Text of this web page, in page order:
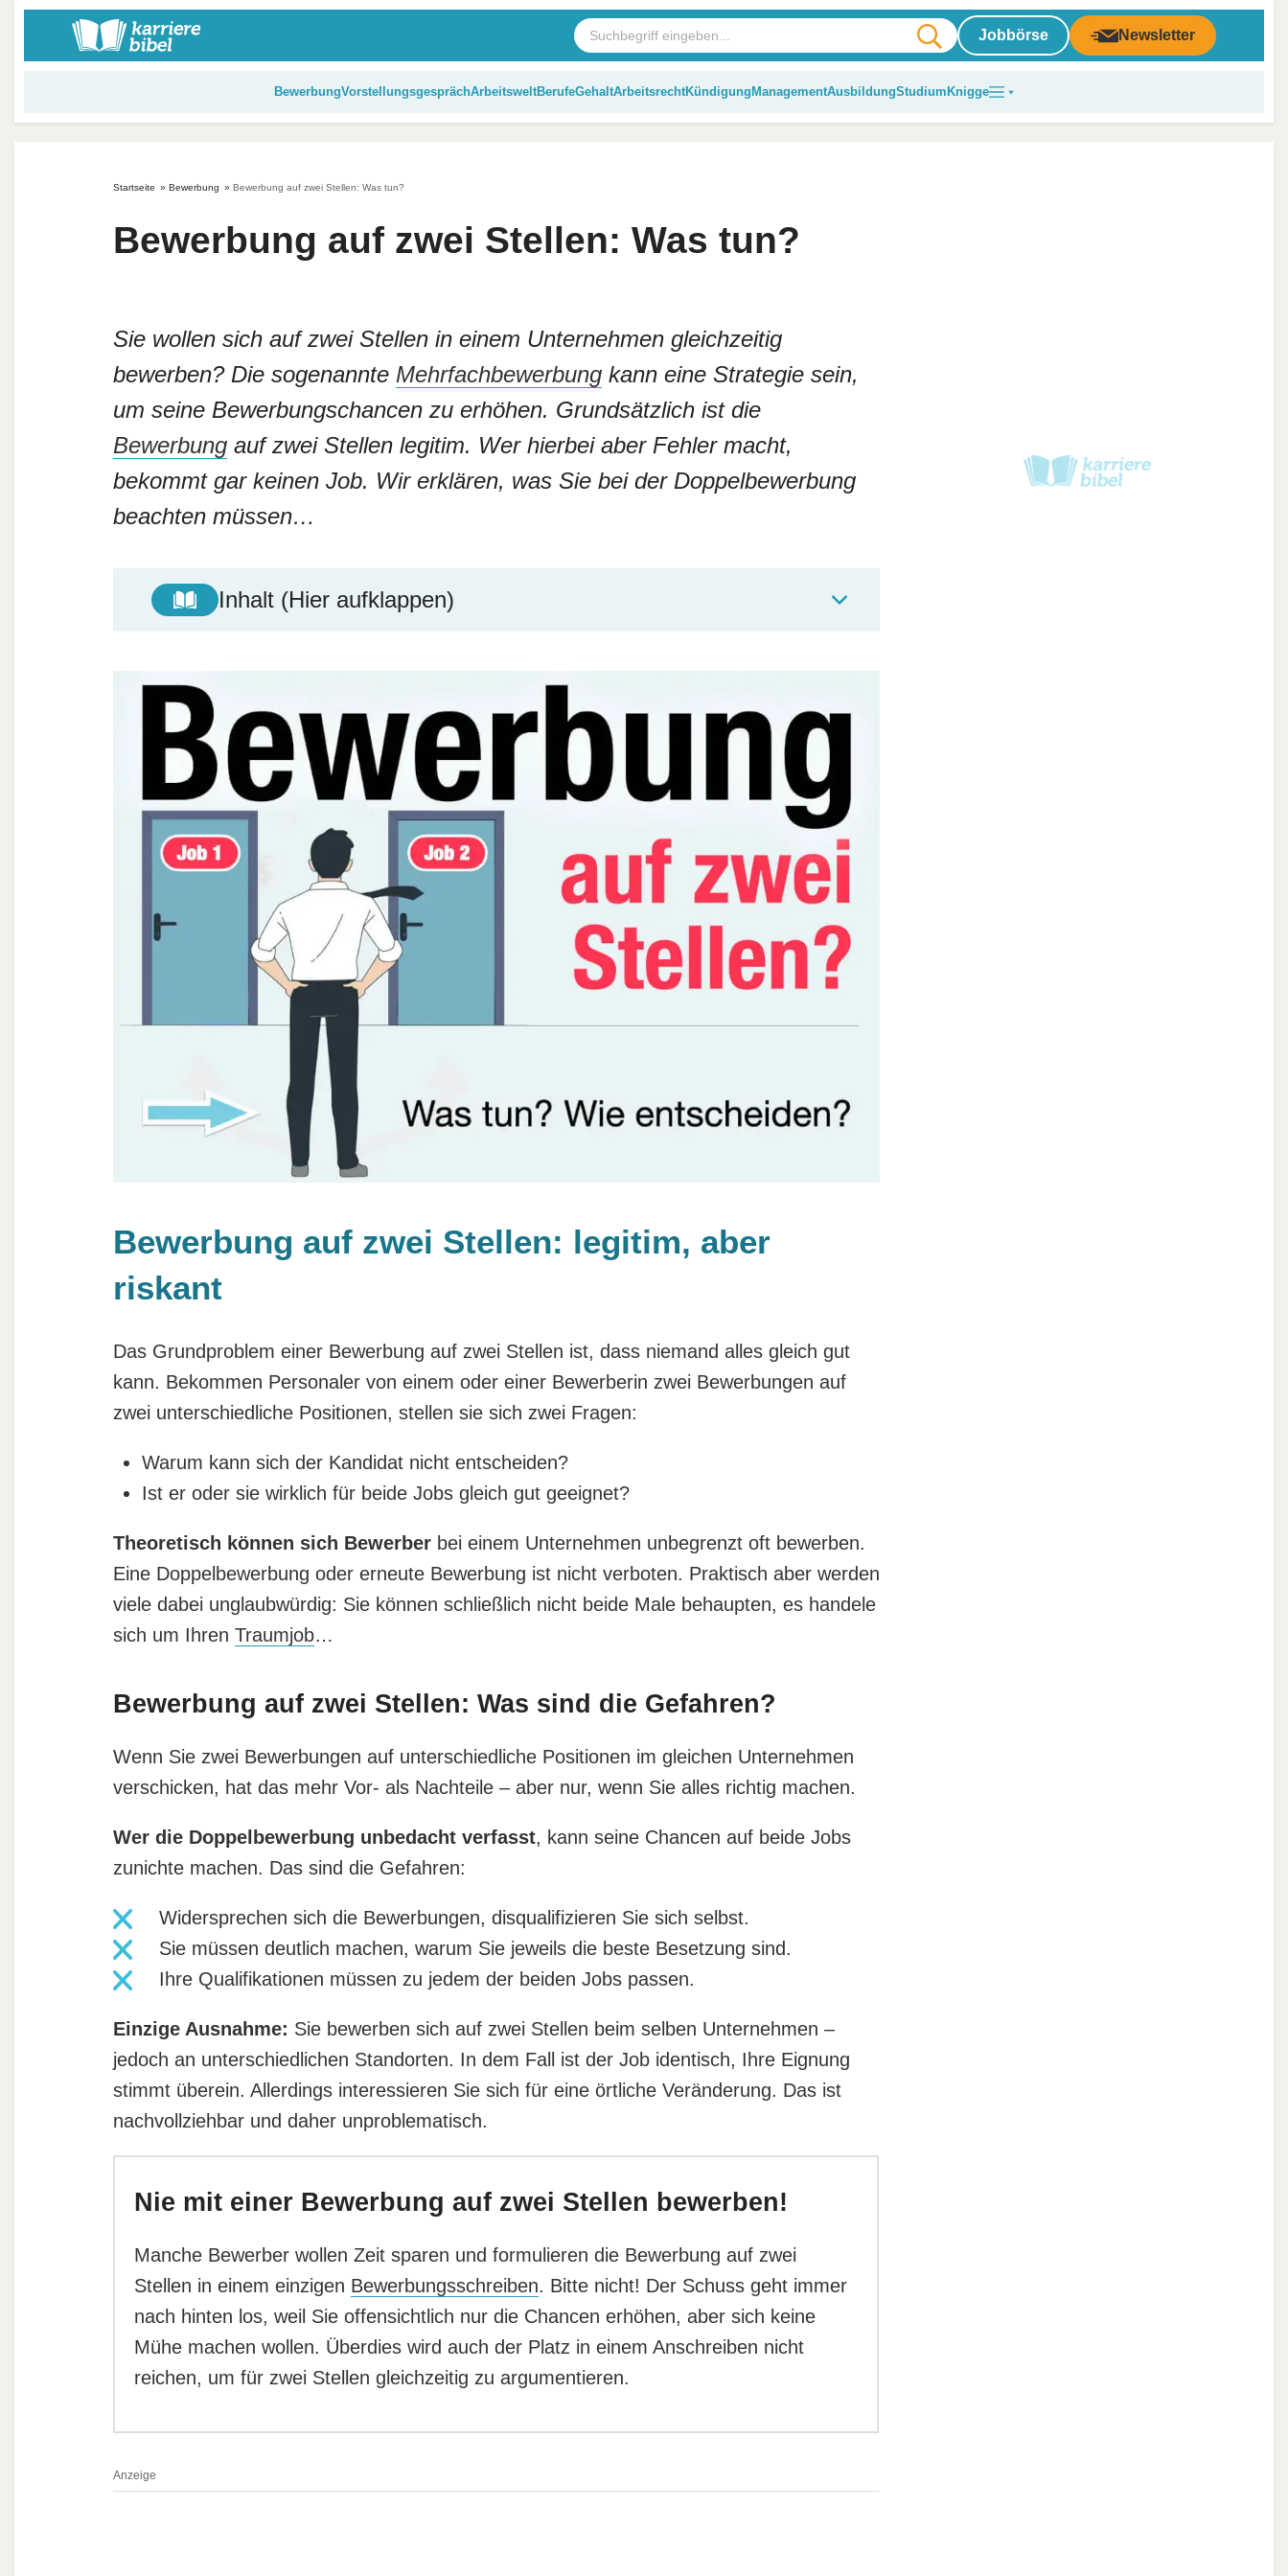
Jobbörse Newsletter
BewerbungVorstellungsgesprächArbeitsweltBerufeGehaltArbeitsrechtKündigung ManagementAusbildungStudium Knigge
Startseite » Bewerbung » Bewerbung auf zwei Stellen: Was tun?
Bewerbung auf zwei Stellen: Was tun?
Sie wollen sich auf zwei Stellen in einem Unternehmen gleichzeitig
bewerben? Die sogenannte Mehrfachbewerbungkann eine Strategie sein,
um seine Bewerbungschancen zu erhöhen. Grundsätzlich ist die
Bewerbungauf zwei Stellen legitim. Wer hierbei aber Fehler macht,
bekommt gar keinen Job. Wir erklären, was Sie bei der Doppelbewerbung
beachten müssen…
Inhalt (Hier aufklappen)
Bewerbung auf zwei Stellen: legitim, aber
riskant
Das Grundproblem einer Bewerbung auf zwei Stellen ist, dass niemand alles gleich gut
kann. Bekommen Personaler von einem oder einer Bewerberin zwei Bewerbungen auf
zwei unterschiedliche Positionen, stellen sie sich zwei Fragen:
Warum kann sich der Kandidat nicht entscheiden?
Ist er oder sie wirklich für beide Jobs gleich gut geeignet?
Theoretisch können sich Bewerberbei einem Unternehmen unbegrenzt oft bewerben.
Eine Doppelbewerbung oder erneute Bewerbung ist nicht verboten. Praktisch aber werden
viele dabei unglaubwürdig: Sie können schließlich nicht beide Male behaupten, es handele
sich um Ihren Traumjob…
Bewerbung auf zwei Stellen: Was sind die Gefahren?
Wenn Sie zwei Bewerbungen auf unterschiedliche Positionen im gleichen Unternehmen
verschicken, hat das mehr Vor- als Nachteile – aber nur, wenn Sie alles richtig machen.
Wer die Doppelbewerbung unbedacht verfasst, kann seine Chancen auf beide Jobs
zunichte machen. Das sind die Gefahren:
Widersprechen sich die Bewerbungen, disqualifizieren Sie sich selbst.
Sie müssen deutlich machen, warum Sie jeweils die beste Besetzung sind.
Ihre Qualifikationen müssen zu jedem der beiden Jobs passen.
Einzige Ausnahme: Sie bewerben sich auf zwei Stellen beim selben Unternehmen –
jedoch an unterschiedlichen Standorten. In dem Fall ist der Job identisch, Ihre Eignung
stimmt überein. Allerdings interessieren Sie sich für eine örtliche Veränderung. Das ist
nachvollziehbar und daher unproblematisch.
Nie mit einer Bewerbung auf zwei Stellen bewerben!
Manche Bewerber wollen Zeit sparen und formulieren die Bewerbung auf zwei
Stellen in einem einzigen Bewerbungsschreiben. Bitte nicht! Der Schuss geht immer
nach hinten los, weil Sie offensichtlich nur die Chancen erhöhen, aber sich keine
Mühe machen wollen. Überdies wird auch der Platz in einem Anschreiben nicht
reichen, um für zwei Stellen gleichzeitig zu argumentieren.
Anzeige